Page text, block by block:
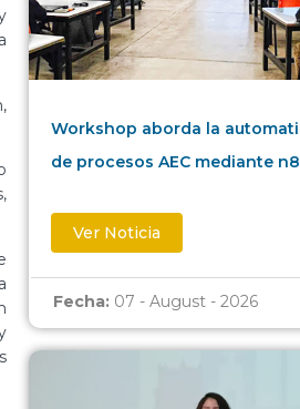
Workshop aborda la
de procesos AEC mediante
Ver Noticia
Fecha: 07 - August - 2026